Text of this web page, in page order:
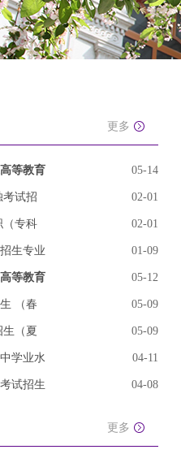
更多
等教育 05-14
考试招 02-01
（专科 02-01
生专业 01-09
等教育 05-12
（春 05-09
（夏 05-09
学业水 04-11
试招生 04-08
更多